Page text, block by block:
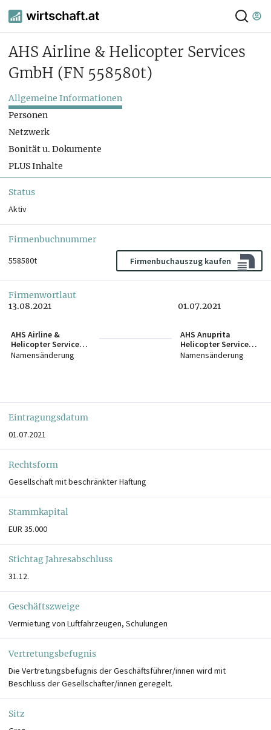
AHS Airline & Helicopter Services
GmbH (FN 558580t)
Allgemeine Informationen
Personen
Netzwerk
Bonität u. Dokumente
PLUS Inhalte
Status
Aktiv
Firmenbuchnummer
558580t
Firmenbuchauszug kaufen
Firmenwortlaut
13.08.2021
AHS Airline &
Helicopter Services
GmbH
Namensänderung
01.07.2021
AHS Anuprita
Helicopter Services
GmbH
Namensänderung
Eintragungsdatum
01.07.2021
Rechtsform
Gesellschaft mit beschränkter Haftung
Stammkapital
EUR 35.000
Stichtag Jahresabschluss
31.12.
Geschäftszweige
Vermietung von Luftfahrzeugen, Schulungen
Vertretungsbefugnis
Die Vertretungsbefugnis der Geschäftsführer/innen wird mit
Beschluss der Gesellschafter/innen geregelt.
Sitz